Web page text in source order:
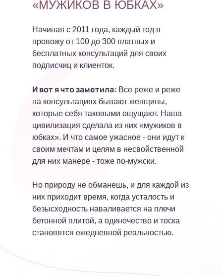
«МУЖИКОВ В ЮБКАХ»
Начиная с 2011 года, каждый год я
провожу от 100 до 300 платных и
бесплатных консультаций для своих
подписчиц и клиенток.
И вот я что заметила: Все реже и реже
на консультациях бывают женщины,
которые себя таковыми ощущают. Наша
цивилизация сделала из них «мужиков в
юбках». И что самое ужасное - они идут к
своим мечтам и целям в несвойственной
для них манере - тоже по-мужски.
Но природу не обманешь, и для каждой из
них приходит время, когда усталость и
безысходность наваливается на плечи
бетонной плитой, а одиночество и тоска
становятся ежедневной реальностью.